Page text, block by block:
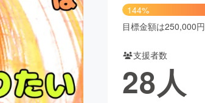
アニメ・漫画
ビューティー・ヘルスケア
144%
目標金額は250,000円
支援者数
28人